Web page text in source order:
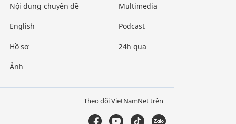
Nội dung chuyên đề
English
Hồ sơ
Ảnh
Multimedia
Podcast
24h qua
Theo dõi VietNamNet trên